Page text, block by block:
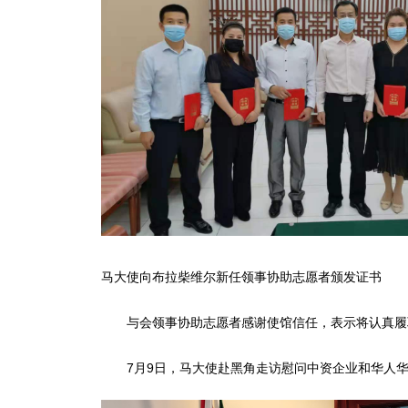
马大使向布拉柴维尔新任领事协助志愿者颁发证书
与会领事协助志愿者感谢使馆信任，表示将认真履
7月9日，马大使赴黑角走访慰问中资企业和华人